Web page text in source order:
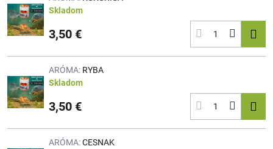
Skladom
3,50 €
ARÓMA: RYBA
Skladom
3,50 €
ARÓMA:CESNAK